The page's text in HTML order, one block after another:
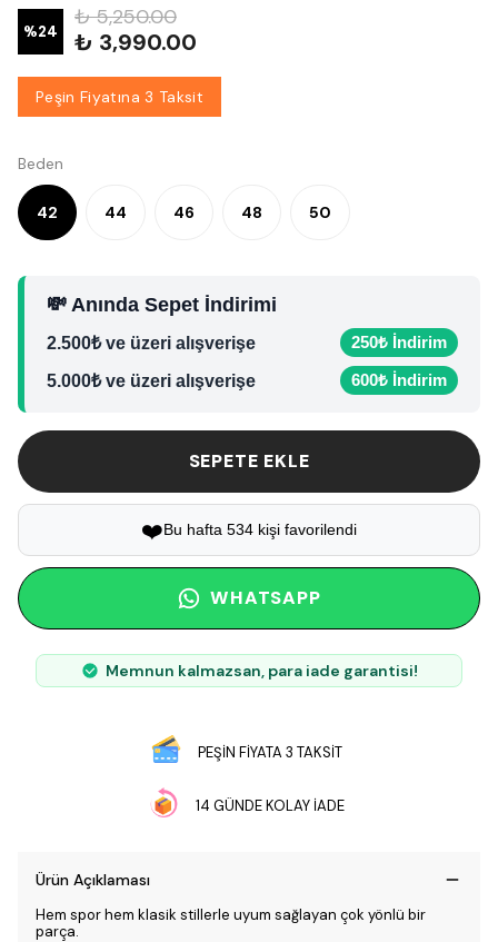
%24
₺ 5,250.00
₺ 3,990.00
Peşin Fiyatına 3 Taksit
Beden
42 44 46 48 50
💸 Anında Sepet İndirimi
2.500₺ ve üzeri alışverişe 250₺ İndirim
5.000₺ ve üzeri alışverişe 600₺ İndirim
SEPETE EKLE
❤️Bu hafta 534 kişi favorilendi
WHATSAPP
Memnun kalmazsan, para iade garantisi!
PEŞİN FİYATA 3 TAKSİT
14 GÜNDE KOLAY İADE
Ürün Açıklaması
Hem spor hem klasik stillerle uyum sağlayan çok yönlü bir
parça.